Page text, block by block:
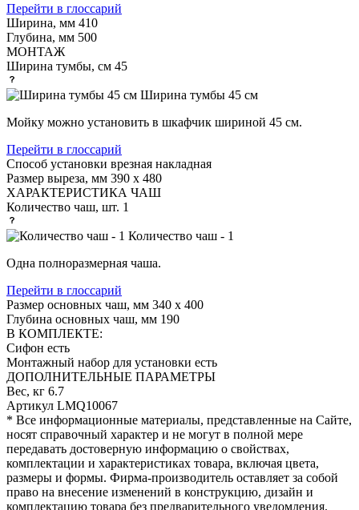
Перейти в глоссарий
Ширина, мм 410
Глубина, мм 500
МОНТАЖ
Ширина тумбы, см 45
Ширина тумбы 45 см
Мойку можно установить в шкафчик шириной 45 см.
Перейти в глоссарий
Способ установки врезная накладная
Размер выреза, мм 390 х 480
ХАРАКТЕРИСТИКА ЧАШ
Количество чаш, шт. 1
Количество чаш - 1
Одна полноразмерная чаша.
Перейти в глоссарий
Размер основных чаш, мм 340 х 400
Глубина основных чаш, мм 190
В КОМПЛЕКТЕ:
Сифон есть
Монтажный набор для установки есть
ДОПОЛНИТЕЛЬНЫЕ ПАРАМЕТРЫ
Вес, кг 6.7
Артикул LMQ10067
* Все информационные материалы, представленные на Сайте,
носят справочный характер и не могут в полной мере
передавать достоверную информацию о свойствах,
комплектации и характеристиках товара, включая цвета,
размеры и формы. Фирма-производитель оставляет за собой
право на внесение изменений в конструкцию, дизайн и
комплектацию товара без предварительного уведомления.